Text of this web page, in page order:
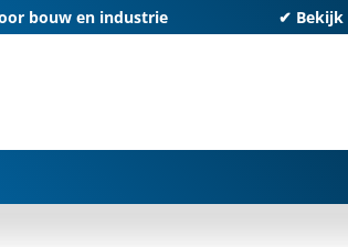
bouw en industrie ✔ Bekijk